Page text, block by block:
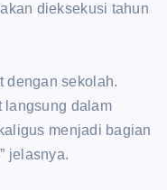
dieksekusi tahun
dengan sekolah.
langsung dalam
menjadi bagian
jelasnya.